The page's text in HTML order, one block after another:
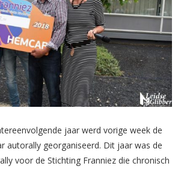
jaar werd vorige week de
autorally georganiseerd. Dit jaar was de
voor de Stichting Franniez die chronisch